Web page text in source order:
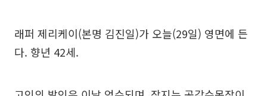
래퍼 제리케이(본명 김진일)가 오늘(29일) 영면에 든
다. 향년 42세.